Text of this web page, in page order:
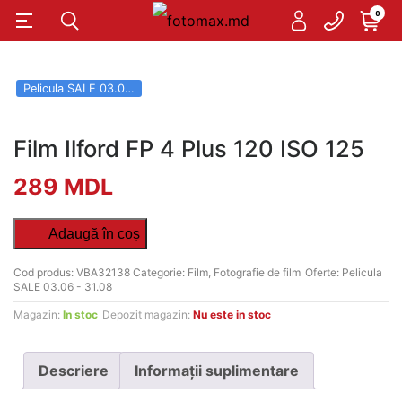
0
Pelicula SALE 03.06 - 31.08
Film Ilford FP 4 Plus 120 ISO 125
289 MDL
Adaugă în coș
Cod produs: VBA32138 Categorie: Film, Fotografie de film Oferte: Pelicula
SALE 03.06 - 31.08
Magazin: In stoc Depozit magazin: Nu este in stoc
Descriere Informații suplimentare